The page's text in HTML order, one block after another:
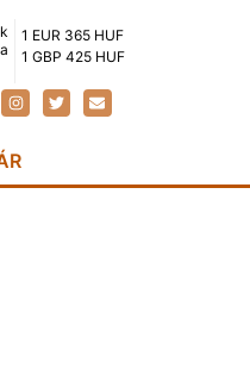
1 EUR 365 HUF
1 GBP 425 HUF